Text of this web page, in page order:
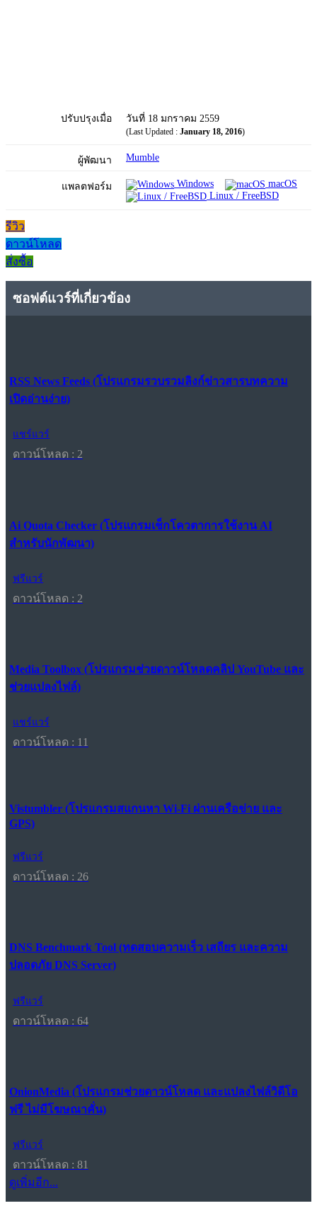
ปรับปรุงเมื่อ วันที่ 18 มกราคม 2559
(Last Updated : January 18, 2016)
ผู้พัฒนา Mumble
แพลตฟอร์ม Windows
macOS
Linux / FreeBSD
รีวิว
ดาวน์โหลด
สั่งซื้อ
ซอฟต์แวร์ที่เกี่ยวข้อง
RSS News Feeds (โปรแกรมรวบรวมลิงก์ข่าวสารบทความ
เปิดอ่านง่าย)
แชร์แวร์
ดาวน์โหลด : 2
Ai Quota Checker (โปรแกรมเช็กโควตาการใช้งาน AI
สำหรับนักพัฒนา)
ฟรีแวร์
ดาวน์โหลด : 2
Media Toolbox (โปรแกรมช่วยดาวน์โหลดคลิป YouTube และ
ช่วยแปลงไฟล์)
แชร์แวร์
ดาวน์โหลด : 11
Vistumbler (โปรแกรมสแกนหา Wi-Fi ผ่านเครือข่าย และ
GPS)
ฟรีแวร์
ดาวน์โหลด : 26
DNS Benchmark Tool (ทดสอบความเร็ว เสถียร และความ
ปลอดภัย DNS Server)
ฟรีแวร์
ดาวน์โหลด : 64
OnionMedia (โปรแกรมช่วยดาวน์โหลด และแปลงไฟล์วิดีโอ
ฟรี ไม่มีโฆษณาคั่น)
ฟรีแวร์
ดาวน์โหลด : 81
ดูเพิ่มอีก...